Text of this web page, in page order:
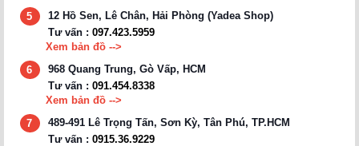
5
12 Hồ Sen, Lê Chân, Hải Phòng (Yadea Shop)
Tư vấn : 097.423.5959
Xem bản đồ -->
6
968 Quang Trung, Gò Vấp, HCM
Tư vấn : 091.454.8338
Xem bản đồ -->
7
489-491 Lê Trọng Tấn, Sơn Kỳ, Tân Phú, TP.HCM
Tư vấn : 0915.36.9229